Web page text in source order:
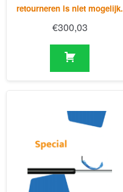
retourneren is niet mogelijk.
€300,03